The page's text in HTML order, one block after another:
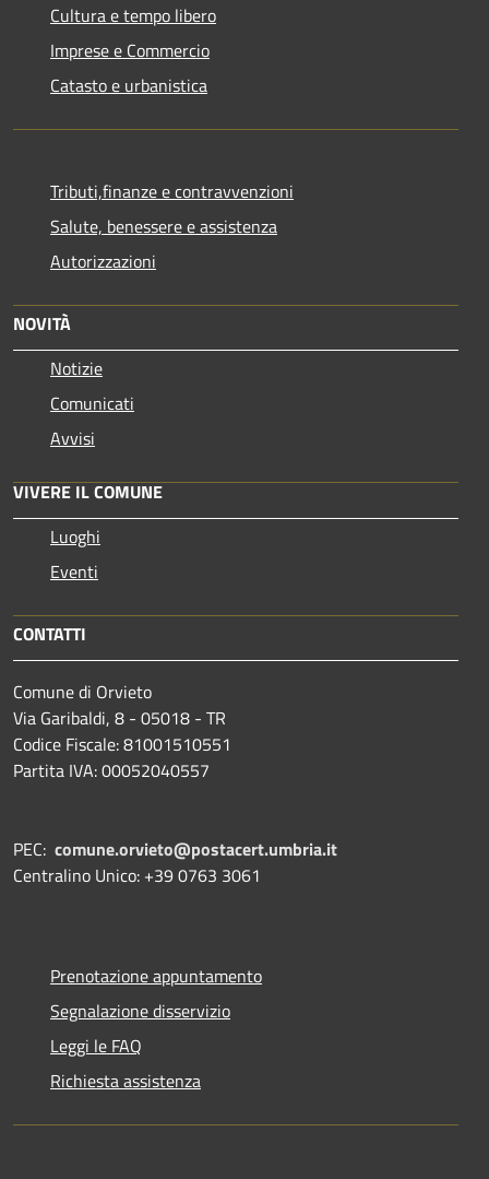
Cultura e tempo libero
Imprese e Commercio
Catasto e urbanistica
Tributi,finanze e contravvenzioni
Salute, benessere e assistenza
Autorizzazioni
NOVITÀ
Notizie
Comunicati
Avvisi
VIVERE IL COMUNE
Luoghi
Eventi
CONTATTI
Comune di Orvieto
Via Garibaldi, 8 - 05018 - TR
Codice Fiscale: 81001510551
Partita IVA: 00052040557
PEC: comune.orvieto@postacert.umbria.it
Centralino Unico: +39 0763 3061
Prenotazione appuntamento
Segnalazione disservizio
Leggi le FAQ
Richiesta assistenza